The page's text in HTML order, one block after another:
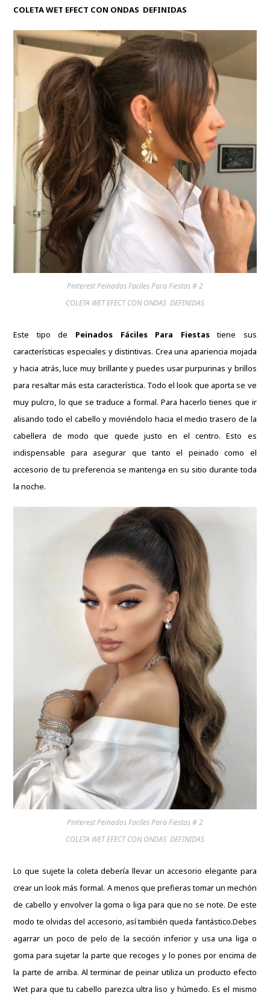
COLETA WET EFECT CON ONDAS DEFINIDAS
Pinterest Peinados Faciles Para Fiestas # 2
COLETA WET EFECT CON ONDAS DEFINIDAS
Este tipo de Peinados Fáciles Para Fiestastiene sus
características especiales y distintivas. Crea una apariencia mojada
y hacia atrás, luce muy brillante y puedes usar purpurinas y brillos
para resaltar más esta característica. Todo el look que aporta se ve
muy pulcro, lo que se traduce a formal.Para hacerlo tienes que ir
alisando todo el cabello y moviéndolo hacia el medio trasero de la
cabellera de modo que quede justo en el centro.Esto es
indispensable para asegurar que tanto el peinado como el
accesorio de tu preferencia se mantenga en su sitio durante toda
la noche.
Pinterest Peinados Faciles Para Fiestas # 2
COLETA WET EFECT CON ONDAS DEFINIDAS
Lo que sujete la coleta debería llevar un accesorio elegante para
crear un look más formal. A menos que prefieras tomar un mechón
de cabello y envolver la goma o liga para que no se note. De este
modo te olvidas del accesorio, así también queda fantástico.Debes
agarrar un poco de pelo de la sección inferior y usa una liga o
goma para sujetar la parte que recoges y lo pones por encima de
la parte de arriba. Al terminar de peinar utiliza un producto efecto
Wet para que tu cabello parezca ultra liso y húmedo.Es el mismo